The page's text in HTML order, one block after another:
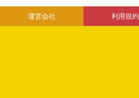
運営会社 利用規約